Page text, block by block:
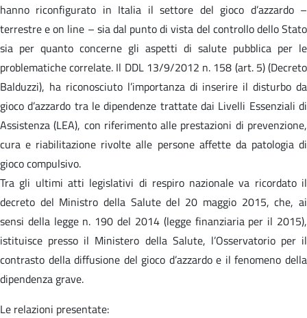
hanno riconfigurato in Italia il settore del gioco d’azzardo –
terrestre e on line – sia dal punto di vista del controllo dello Stato
sia per quanto concerne gli aspetti di salute pubblica per le
problematiche correlate. Il DDL 13/9/2012 n. 158 (art. 5) (Decreto
Balduzzi), ha riconosciuto l’importanza di inserire il disturbo da
gioco d’azzardo tra le dipendenze trattate dai Livelli Essenziali di
Assistenza (LEA), con riferimento alle prestazioni di prevenzione,
cura e riabilitazione rivolte alle persone affette da patologia di
gioco compulsivo.
Tra gli ultimi atti legislativi di respiro nazionale va ricordato il
decreto del Ministro della Salute del 20 maggio 2015, che, ai
sensi della legge n. 190 del 2014 (legge finanziaria per il 2015),
istituisce presso il Ministero della Salute, l’Osservatorio per il
contrasto della diffusione del gioco d’azzardo e il fenomeno della
dipendenza grave.
Le relazioni presentate: